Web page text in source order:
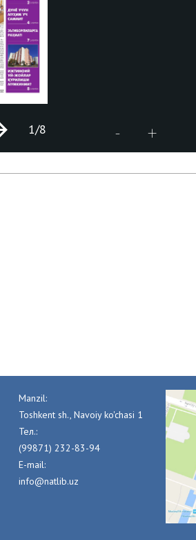
- +
1/8
Manzil:
Toshkent sh., Navoiy ko'chasi 1
Тел.:
(99871) 232-83-94
E-mail:
info@natlib.uz